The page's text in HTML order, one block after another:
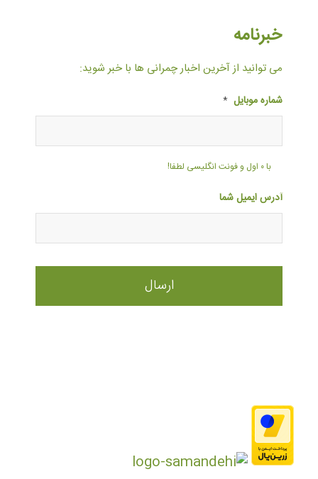
خبرنامه
می توانید از آخرین اخبار چمرانی ها با خبر شوید:
شماره موبایل *
با ۰ اول و فونت انگلیسی لطفا!
آدرس ایمیل شما